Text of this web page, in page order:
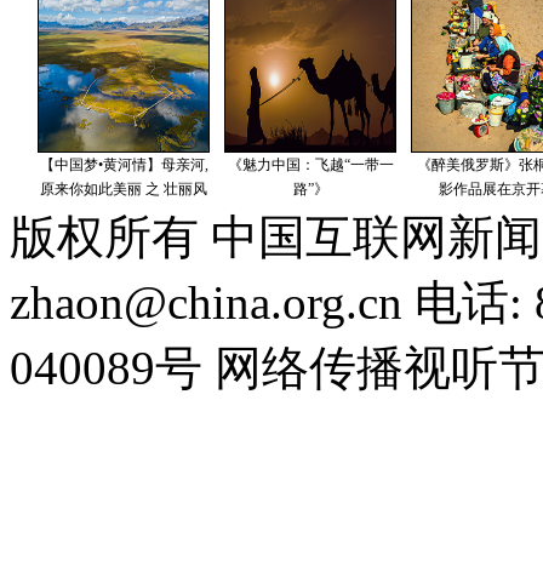
版权所有 中国互联网新
zhaon@china.org.cn 电话
040089号 网络传播视听